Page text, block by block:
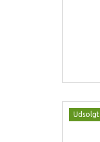
Udsolgt